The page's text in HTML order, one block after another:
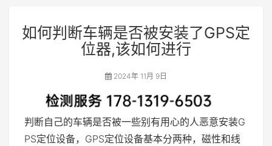
如何判断车辆是否被安装了GPS定
位器,该如何进行
2024年 11月 9日
判断自己的车辆是否被一些别有用心的人恶意安装G
PS定位设备，GPS定位设备基本分两种，磁性和线